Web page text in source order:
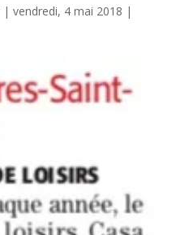
| vendredi, 4 mai 2018 |